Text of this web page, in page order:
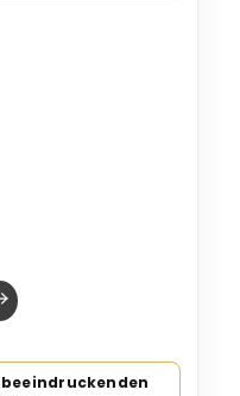
beeindruckenden